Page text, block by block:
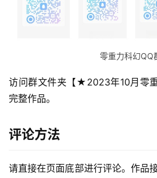
零重力科幻QQ
访问群文件夹【★2023年10月零
完整作品。
评论方法
请直接在页面底部进行评论。作品